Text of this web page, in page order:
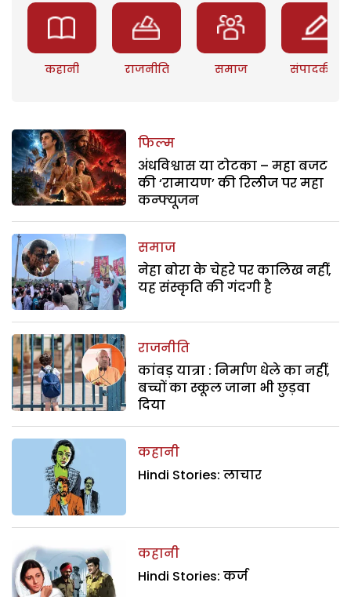
कहानी राजनीति समाज संपादकीय
फिल्म
अंधविश्वास या टोटका – महा बजट
की ‘रामायण’ की रिलीज पर महा
कन्फ्यूजन
समाज
नेहा बोरा के चेहरे पर कालिख नहीं,
यह संस्कृति की गंदगी है
राजनीति
कांवड़ यात्रा : निर्माण धेले का नहीं,
बच्चों का स्कूल जाना भी छुड़वा
दिया
कहानी
Hindi Stories: लाचार
कहानी
Hindi Stories: कर्ज